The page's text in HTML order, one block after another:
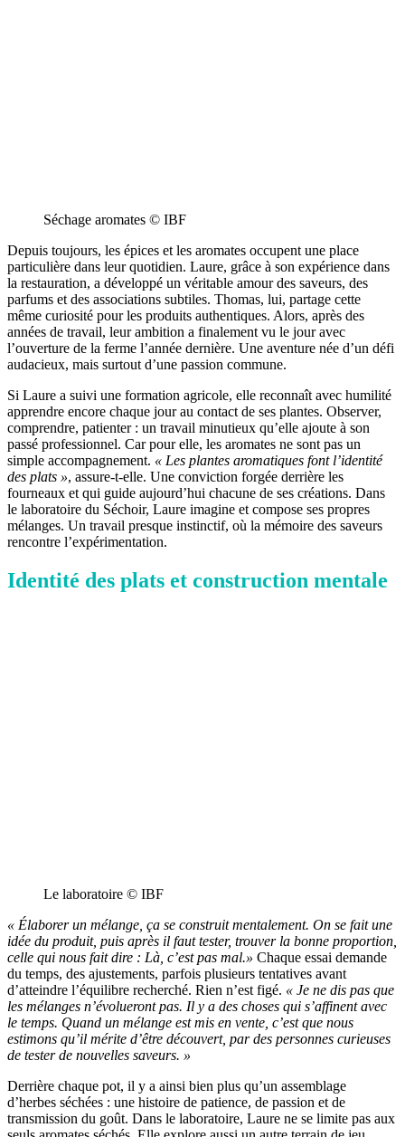
Séchage aromates © IBF
Depuis toujours, les épices et les aromates occupent une place
particulière dans leur quotidien. Laure, grâce à son expérience dans
la restauration, a développé un véritable amour des saveurs, des
parfums et des associations subtiles. Thomas, lui, partage cette
même curiosité pour les produits authentiques. Alors, après des
années de travail, leur ambition a finalement vu le jour avec
l’ouverture de la ferme l’année dernière. Une aventure née d’un défi
audacieux, mais surtout d’une passion commune.
Si Laure a suivi une formation agricole, elle reconnaît avec humilité
apprendre encore chaque jour au contact de ses plantes. Observer,
comprendre, patienter : un travail minutieux qu’elle ajoute à son
passé professionnel. Car pour elle, les aromates ne sont pas un
simple accompagnement. « Les plantes aromatiques font l’identité
des plats », assure-t-elle. Une conviction forgée derrière les
fourneaux et qui guide aujourd’hui chacune de ses créations. Dans
le laboratoire du Séchoir, Laure imagine et compose ses propres
mélanges. Un travail presque instinctif, où la mémoire des saveurs
rencontre l’expérimentation.
Identité des plats et construction mentale
Le laboratoire © IBF
« Élaborer un mélange, ça se construit mentalement. On se fait une
idée du produit, puis après il faut tester, trouver la bonne proportion,
celle qui nous fait dire : Là, c’est pas mal.» Chaque essai demande
du temps, des ajustements, parfois plusieurs tentatives avant
d’atteindre l’équilibre recherché. Rien n’est figé. « Je ne dis pas que
les mélanges n’évolueront pas. Il y a des choses qui s’affinent avec
le temps. Quand un mélange est mis en vente, c’est que nous
estimons qu’il mérite d’être découvert, par des personnes curieuses
de tester de nouvelles saveurs. »
Derrière chaque pot, il y a ainsi bien plus qu’un assemblage
d’herbes séchées : une histoire de patience, de passion et de
transmission du goût. Dans le laboratoire, Laure ne se limite pas aux